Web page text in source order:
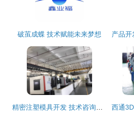
破茧成蝶 技术赋能未来梦想